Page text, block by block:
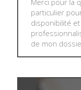
Merci pour la
particulier
disponibilité
de mon